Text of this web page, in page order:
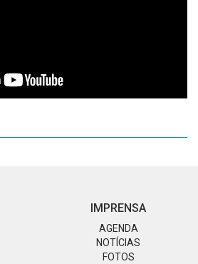
IMPRENSA
AGENDA
NOTÍCIAS
FOTOS